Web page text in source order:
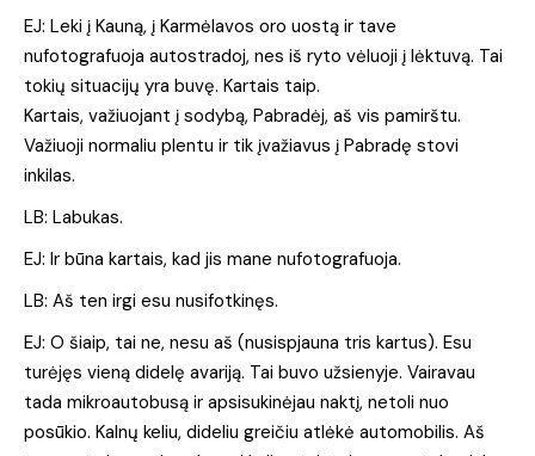
EJ: Leki į Kauną, į Karmėlavos oro uostą ir tave
nufotografuoja autostradoj, nes iš ryto vėluoji į lėktuvą. Tai
tokių situacijų yra buvę. Kartais taip.
Kartais, važiuojant į sodybą, Pabradėj, aš vis pamirštu.
Važiuoji normaliu plentu ir tik įvažiavus į Pabradę stovi
inkilas.
LB: Labukas.
EJ: Ir būna kartais, kad jis mane nufotografuoja.
LB: Aš ten irgi esu nusifotkinęs.
EJ: O šiaip, tai ne, nesu aš (nusispjauna tris kartus). Esu
turėjęs vieną didelę avariją. Tai buvo užsienyje. Vairavau
tada mikroautobusą ir apsisukinėjau naktį, netoli nuo
posūkio. Kalnų keliu, dideliu greičiu atlėkė automobilis. Aš